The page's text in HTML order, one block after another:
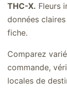
THC-X. Fleurs
données
fiche.
Comparez
commande,
locales de